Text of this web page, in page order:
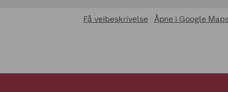
Få veibeskrivelse Åpne i Google